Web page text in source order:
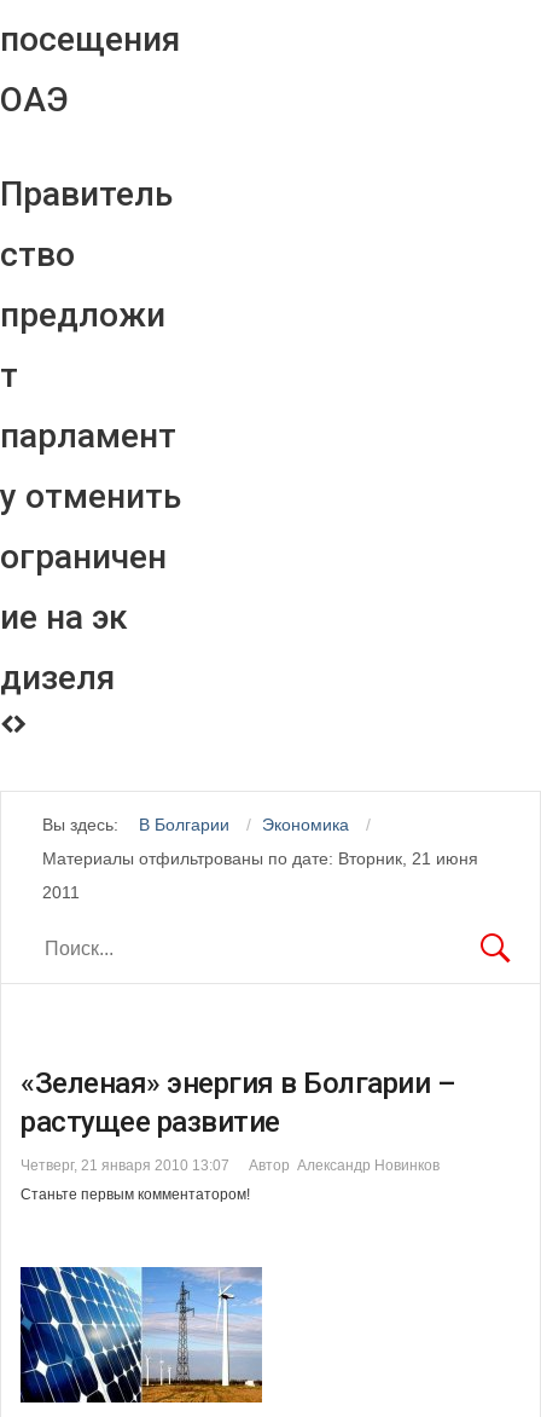
посещения
ОАЭ
Правитель
ство
предложи
т
парламент
у отменить
ограничен
ие на эк
дизеля
Вы здесь: В Болгарии
Экономика
Материалы отфильтрованы по дате: Вторник, 21 июня
2011
«Зеленая» энергия в Болгарии –
растущее развитие
Четверг, 21 января 2010 13:07
Автор Александр Новинков
Станьте первым комментатором!